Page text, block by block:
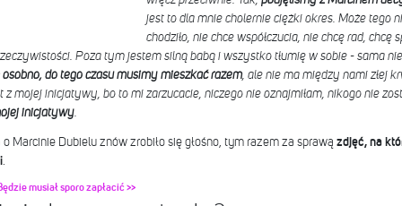
jest to dla mnie cholernie ciężki okres. Może tego
chodziło, nie chce współczucia, nie chcę rad,
Poza tym jestem silną babą i wszystko tłumię w sobie - sama
do tego czasu musimy mieszkać razem, ale nie ma między nami złej
z mojej inicjatywy, bo to mi zarzucacie, niczego nie oznajmiłam, nikogo nie
inicjatywy.
Marcinie Dubielu znów zrobiło się głośno, tym razem za sprawą zdjęć, na
.
musiał sporo zapłacić >>